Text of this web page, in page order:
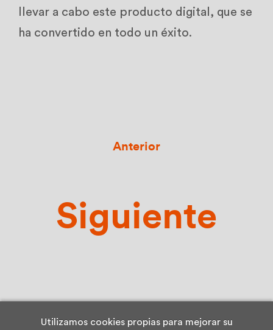
Utilizamos cookies propias para mejorar su
llevar a cabo este producto digital, que se
ha convertido en todo un éxito.
Anterior
Siguiente